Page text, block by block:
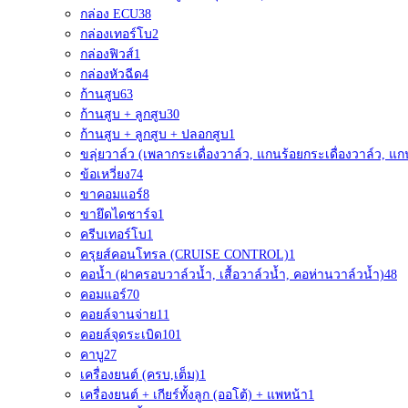
กล่อง ECU38
กล่องเทอร์โบ2
กล่องฟิวส์1
กล่องหัวฉีด4
ก้านสูบ63
ก้านสูบ + ลูกสูบ30
ก้านสูบ + ลูกสูบ + ปลอกสูบ1
ขลุ่ยวาล์ว (เพลากระเดื่องวาล์ว, แกนร้อยกระเดื่องวาล์ว, แก
ข้อเหวี่ยง74
ขาคอมแอร์8
ขายึดไดชาร์จ1
ครีบเทอร์โบ1
ครุยส์คอนโทรล (CRUISE CONTROL)1
คอน้ำ (ฝาครอบวาล์วน้ำ, เสื้อวาล์วน้ำ, คอห่านวาล์วน้ำ)48
คอมแอร์70
คอยล์จานจ่าย11
คอยล์จุดระเบิด101
คาบู27
เครื่องยนต์ (ครบ,เต็ม)1
เครื่องยนต์ + เกียร์ทั้งลูก (ออโต้) + แพหน้า1